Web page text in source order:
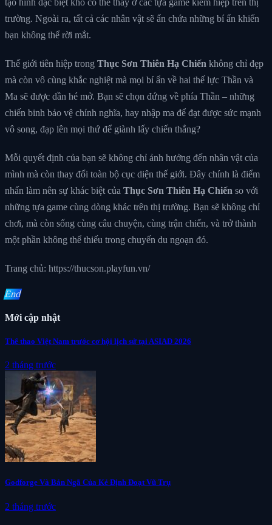
trường. Ngoài ra, tất cả các nhân vật sẽ ẩn chứa những bí ẩn khiến
bạn không thể rời mắt.
Thế giới tiên hiệp trong Thục Sơn Thiên Hạ Chiến không chỉ đẹp
mà còn vô cùng khắc nghiệt mà mọi bí ẩn về hai thế lực Thần và
Ma sẽ được dần hé mở. Bạn sẽ chọn đứng về phía Thần – những
chiến binh bảo vệ chính nghĩa, hay nhập ma để đạt được sức mạnh
vô song, đạp lên mọi thứ để giành lấy chiến thắng?
Mỗi quyết định của bạn sẽ không chỉ ảnh hưởng đến nhân vật của
mình mà còn thay đổi toàn bộ cục diện thế giới. Đây chính là điểm
nhấn làm nên sự khác biệt của Thục Sơn Thiên Hạ Chiến so với
những tựa game cùng dòng khác trên thị trường. Bạn sẽ không chỉ
chơi, mà còn sống cùng câu chuyện, cùng trận chiến, và trở thành
một phần không thể thiếu trong chuyến du ngoạn đó.
Trang chủ: https://thucson.playfun.vn/
End
Mới cập nhật
Thể thao Việt Nam trước cơ hội lịch sử tại ASIAD 2026
2 tháng trước
Godforge Và Bản Ngã Của Kẻ Định Đoạt Vũ Trụ
2 tháng trước